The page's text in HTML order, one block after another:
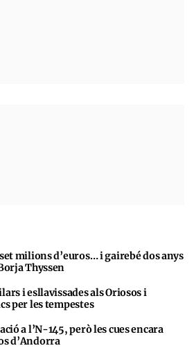
milions d’euros… i gairebé dos anys
Thyssen
i esllavissades als Oriosos i
per les tempestes
a l’N-145, però les cues encara
d’Andorra